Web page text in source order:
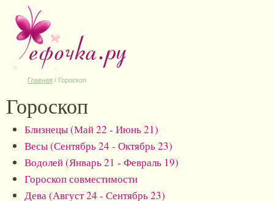
Главная / Гороскоп
Гороскоп
Близнецы (Май 22 - Июнь 21)
Весы (Сентябрь 24 - Октябрь 23)
Водолей (Январь 21 - Февраль 19)
Гороскоп совместимости
Дева (Август 24 - Сентябрь 23)